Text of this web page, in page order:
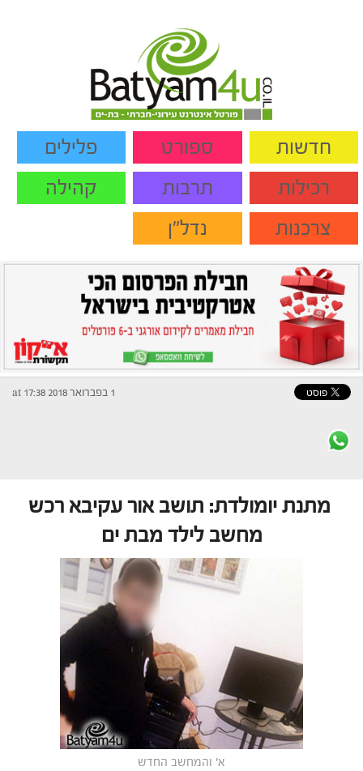
חדשות ספורט
פלילים
רכילות
תרבות
קהילה
צרכנות
נדל"ן
1 בפברואר 2018 at 17:38
מתנת יומולדת: תושב אור עקיבא רכש
מחשב לילד מבת ים
א' והמחשב החדש